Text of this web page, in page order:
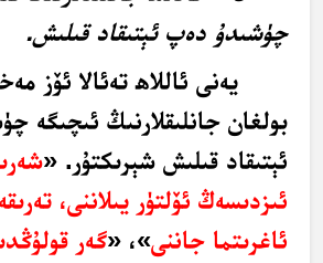
چۈشىدۇ دەپ ئېتىقاد قىلىش.
يەنى ئاللاھ تەئالا ئۆز
بولغان جانلىقلارنىڭ ئىچىگە
ئېتىقاد قىلىش شېرىكتۇر. «
ئىزدىسەڭ ئۆلتۈر يىلاننى،
ئاغرىتما جاننى»، «گەر